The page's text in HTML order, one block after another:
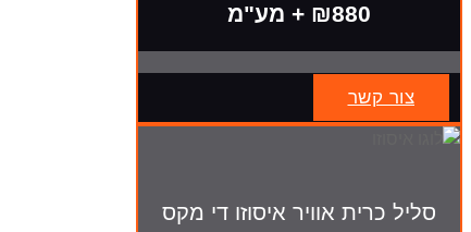
₪880 + מע"מ
צור קשר
סליל כרית אוויר איסוזו די מקס